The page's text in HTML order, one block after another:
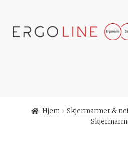
Skip
Skip
Hjem Skjermarmer &